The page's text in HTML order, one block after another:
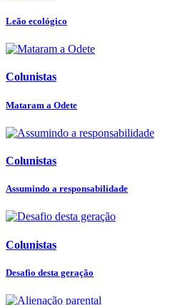
Leão ecológico
Colunistas
Mataram a Odete
Colunistas
Assumindo a responsabilidade
Colunistas
Desafio desta geração